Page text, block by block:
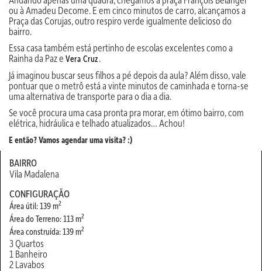
ou à Amadeu Decome. E em cinco minutos de carro, alcançamos a
Praça das Corujas, outro respiro verde igualmente delicioso do
bairro.
Essa casa também está pertinho de escolas excelentes como a
Rainha da Paz e Vera Cruz.
Já imaginou buscar seus filhos a pé depois da aula? Além disso, vale
pontuar que o metrô está a vinte minutos de caminhada e torna-se
uma alternativa de transporte para o dia a dia.
Se você procura uma casa pronta pra morar, em ótimo bairro, com
elétrica, hidráulica e telhado atualizados… Achou!
E então? Vamos agendar uma visita? :)
BAIRRO
Vila Madalena
CONFIGURAÇÃO
Área útil: 139 m2
Área do Terreno: 113 m2
Área construída: 139 m2
3 Quartos
1 Banheiro
2 Lavabos